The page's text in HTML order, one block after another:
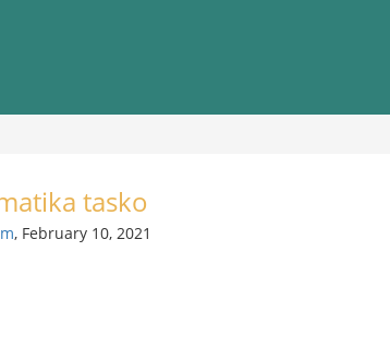
tasko
, February 10, 2021